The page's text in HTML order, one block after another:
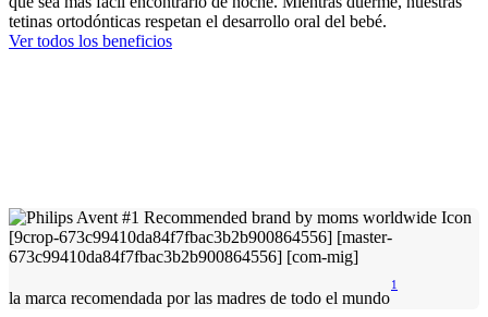
tetinas ortodónticas respetan el desarrollo oral del bebé.
Ver todos los beneficios
la marca recomendada por las madres de todo el mundo
1